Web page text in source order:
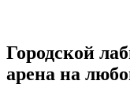
Городской
арена на